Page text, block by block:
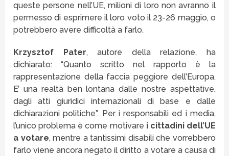
queste persone nell’UE, milioni di loro non avranno il
permesso di esprimere il loro voto il 23-26 maggio, o
potrebbero avere difficoltà a farlo.
Krzysztof Pater, autore della relazione, ha
dichiarato: “Quanto scritto nel rapporto è la
rappresentazione della faccia peggiore dell’Europa.
E’ una realtà ben lontana dalle nostre aspettative,
dagli atti giuridici internazionali di base e dalle
dichiarazioni politiche”. Per i responsabili ed i media,
l’unico problema è come motivare i cittadini dell’UE
a votare, mentre a tantissimi disabili che vorrebbero
farlo viene ancora negato il diritto a votare a causa di